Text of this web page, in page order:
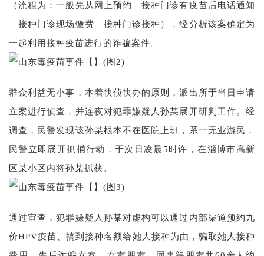
（流程为：一般先从网上预约—接种门诊有疫苗后电话通知
—接种门诊现场缴费—接种门诊接种），经分析该案确定为
一起利用接种疫苗进行的诈骗案件。
群众利益无小事，本着快侦快办的原则，派出所于当日申请
立案进行侦查，并连夜对犯罪嫌疑人孙某展开研判工作。经
调查，民警发现该孙某根本不在医院上班，系一无业游民，
民警立即展开抓捕行动，于次日凌晨5时许，在淄博市高新
区某小区内将孙某抓获。
通过审查，犯罪嫌疑人孙某对虚构可以通过内部渠道预约九
价HPV疫苗、搞到接种名额给她人接种为由，骗取她人接种